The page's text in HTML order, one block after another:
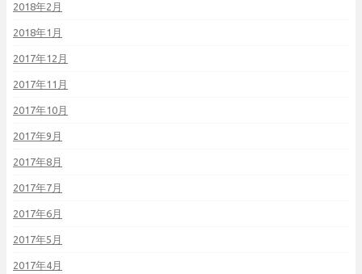
2018年2月
2018年1月
2017年12月
2017年11月
2017年10月
2017年9月
2017年8月
2017年7月
2017年6月
2017年5月
2017年4月